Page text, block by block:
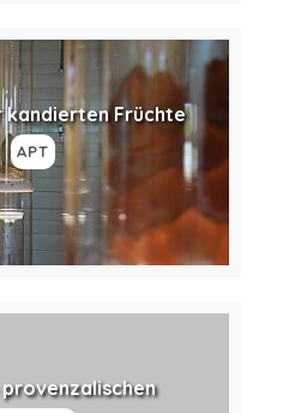
kandierten Früchte
APT